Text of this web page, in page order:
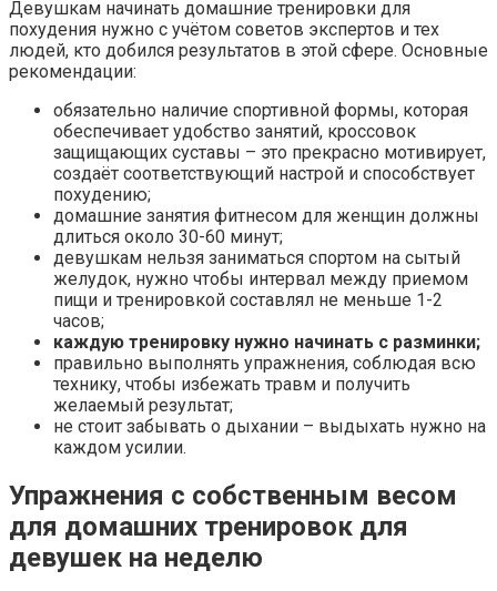
Девушкам начинать домашние тренировки для
похудения нужно с учётом советов экспертов и тех
людей, кто добился результатов в этой сфере. Основные
рекомендации:
обязательно наличие спортивной формы, которая
обеспечивает удобство занятий, кроссовок
защищающих суставы – это прекрасно мотивирует,
создаёт соответствующий настрой и способствует
похудению;
домашние занятия фитнесом для женщин должны
длиться около 30-60 минут;
девушкам нельзя заниматься спортом на сытый
желудок, нужно чтобы интервал между приемом
пищи и тренировкой составлял не меньше 1-2
часов;
каждую тренировку нужно начинать с разминки;
правильно выполнять упражнения, соблюдая всю
технику, чтобы избежать травм и получить
желаемый результат;
не стоит забывать о дыхании – выдыхать нужно на
каждом усилии.
Упражнения с собственным весом
для домашних тренировок для
девушек на неделю